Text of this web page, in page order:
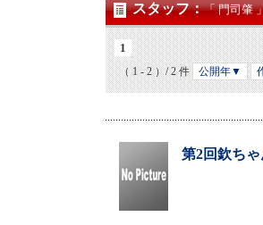
スタッフ：「 門司肇
1
（ 1 - 2 ）/ 2 件 公開年▼
第2回欽ち